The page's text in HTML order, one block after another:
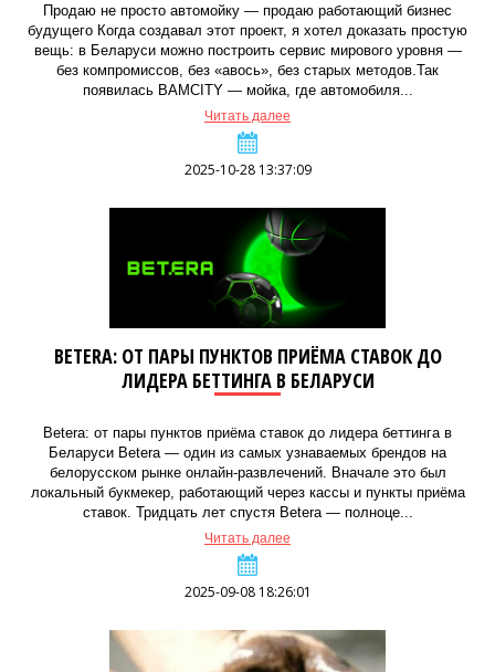
Продаю не просто автомойку — продаю работающий бизнес
будущего Когда создавал этот проект, я хотел доказать простую
вещь: в Беларуси можно построить сервис мирового уровня —
без компромиссов, без «авось», без старых методов.Так
появилась BAMCITY — мойка, где автомобиля...
Читать далее
2025-10-28 13:37:09
BETERA: ОТ ПАРЫ ПУНКТОВ ПРИЁМА СТАВОК ДО
ЛИДЕРА БЕТТИНГА В БЕЛАРУСИ
Betera: от пары пунктов приёма ставок до лидера беттинга в
Беларуси Betera — один из самых узнаваемых брендов на
белорусском рынке онлайн-развлечений. Вначале это был
локальный букмекер, работающий через кассы и пункты приёма
ставок. Тридцать лет спустя Betera — полноце...
Читать далее
2025-09-08 18:26:01